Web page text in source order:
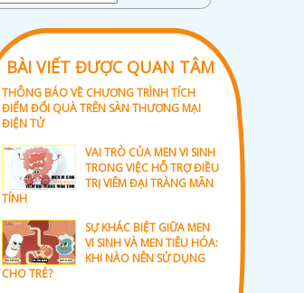
BÀI VIẾT ĐƯỢC QUAN TÂM
THÔNG BÁO VỀ CHƯƠNG TRÌNH TÍCH
ĐIỂM ĐỔI QUÀ TRÊN SÀN THƯƠNG MẠI
ĐIỆN TỬ
VAI TRÒ CỦA MEN VI SINH
TRONG VIỆC HỖ TRỢ ĐIỀU
TRỊ VIÊM ĐẠI TRÀNG MÃN
TÍNH
SỰ KHÁC BIỆT GIỮA MEN
VI SINH VÀ MEN TIÊU HÓA:
KHI NÀO NÊN SỬ DỤNG
CHO TRẺ?